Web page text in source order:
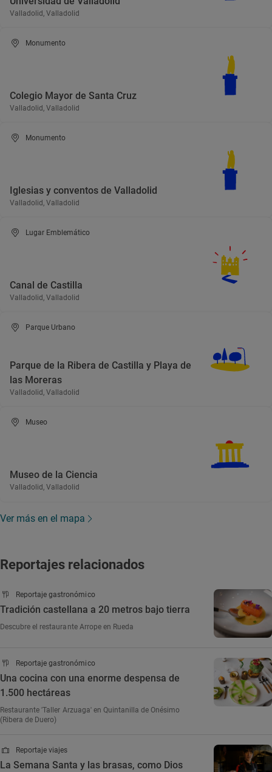
Valladolid, Valladolid
Monumento
Colegio Mayor de Santa Cruz
Valladolid, Valladolid
Monumento
Iglesias y conventos de Valladolid
Valladolid, Valladolid
Lugar Emblemático
Canal de Castilla
Valladolid, Valladolid
Parque Urbano
Parque de la Ribera de Castilla y Playa de
las Moreras
Valladolid, Valladolid
Museo
Museo de la Ciencia
Valladolid, Valladolid
Ver más en el mapa
Reportajes relacionados
Reportaje gastronómico
Tradición castellana a 20 metros bajo tierra
Descubre el restaurante Arrope en Rueda
Reportaje gastronómico
Una cocina con una enorme despensa de
1.500 hectáreas
Restaurante 'Taller Arzuaga' en Quintanilla de Onésimo
(Ribera de Duero)
Reportaje viajes
La Semana Santa y las brasas, como Dios